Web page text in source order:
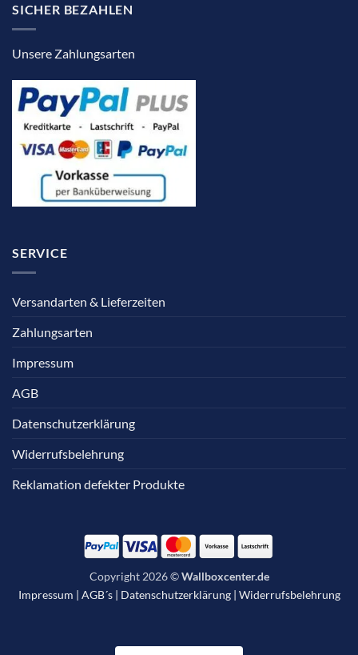
SICHER BEZAHLEN
Unsere Zahlungsarten
SERVICE
Versandarten & Lieferzeiten
Zahlungsarten
Impressum
AGB
Datenschutzerklärung
Widerrufsbelehrung
Reklamation defekter Produkte
Copyright 2026 ©Wallboxcenter.de
Impressum | AGB´s| Datenschutzerklärung| Widerrufsbelehrung